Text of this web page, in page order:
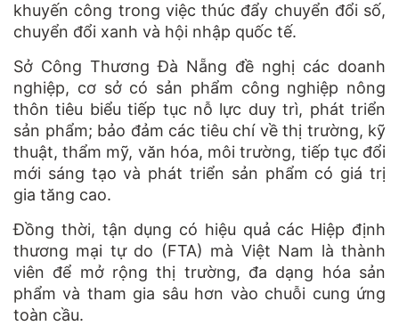
khuyến công trong việc thúc đẩy chuyển đổi số,
chuyển đổi xanh và hội nhập quốc tế.
Sở Công Thương Đà Nẵng đề nghị các doanh
nghiệp, cơ sở có sản phẩm công nghiệp nông
thôn tiêu biểu tiếp tục nỗ lực duy trì, phát triển
sản phẩm; bảo đảm các tiêu chí về thị trường, kỹ
thuật, thẩm mỹ, văn hóa, môi trường, tiếp tục đổi
mới sáng tạo và phát triển sản phẩm có giá trị
gia tăng cao.
Đồng thời, tận dụng có hiệu quả các Hiệp định
thương mại tự do (FTA) mà Việt Nam là thành
viên để mở rộng thị trường, đa dạng hóa sản
phẩm và tham gia sâu hơn vào chuỗi cung ứng
toàn cầu.